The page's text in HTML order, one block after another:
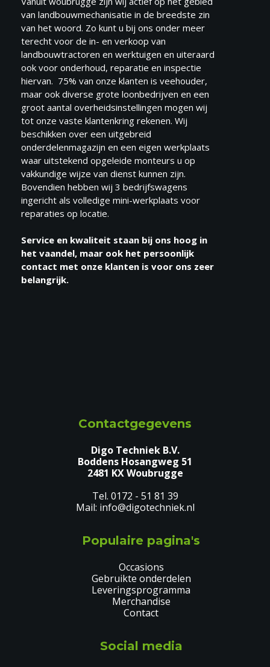
van landbouwmechanisatie in de breedste zin
van het woord. Zo kunt u bij ons onder meer
terecht voor de in- en verkoop van
landbouwtractoren en werktuigen en uiteraard
ook voor onderhoud, reparatie en inspectie
hiervan. 75% van onze klanten is veehouder,
maar ook diverse grote loonbedrijven en een
groot aantal overheidsinstellingen mogen wij
tot onze vaste klantenkring rekenen. Wij
beschikken over een uitgebreid
onderdelenmagazijn en een eigen werkplaats
waar uitstekend opgeleide monteurs u op
vakkundige wijze van dienst kunnen zijn.
Bovendien hebben wij 3 bedrijfswagens
ingericht als volledige mini-werkplaats voor
reparaties op locatie.
Service en kwaliteit staan bij ons hoog in
het vaandel, maar ook het persoonlijk
contact met onze klanten is voor ons zeer
belangrijk.
Contactgegevens
Digo Techniek B.V.
Boddens Hosangweg 51
2481 KX Woubrugge
0172 - 51 81 39
info@digotechniek.nl
Populaire pagina's
Occasions
Gebruikte onderdelen
Leveringsprogramma
Merchandise
Contact
Social media